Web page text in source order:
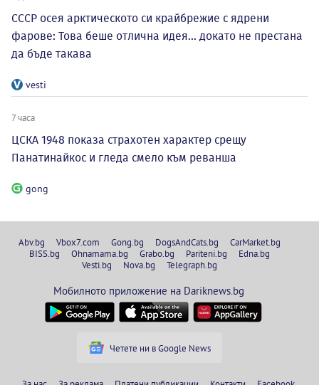
СССР осея арктическото си крайбрежие с ядрени
фарове: Това беше отлична идея... докато не престана
да бъде такава
vesti
7 часа
ЦСКА 1948 показа страхотен характер срещу
Панатинайкос и гледа смело към реванша
gong
Abv.bg Vbox7.com Gong.bg DogsAndCats.bg
CarMarket.bg
BISS.bg
Ohnamama.bg Grabo.bg Pariteni.bg
Edna.bg
Vesti.bg
Nova.bg Telegraph.bg
Мобилното приложение на Dariknews.bg
Четете ни в Google News